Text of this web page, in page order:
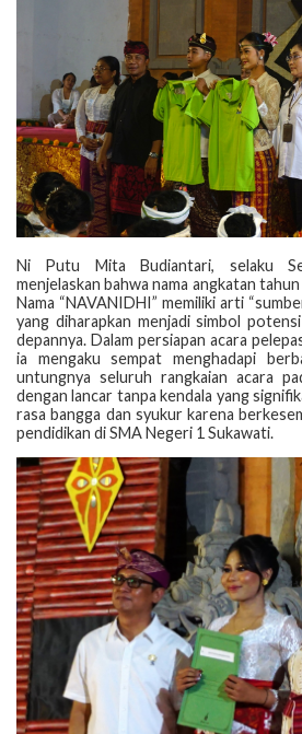
‎Ni Putu Mita Budiantari, selaku
menjelaskan bahwa nama angkatan
Nama “NAVANIDHI” memiliki arti
yang diharapkan menjadi simbol
depannya. Dalam persiapan acara
ia mengaku sempat menghadapi
untungnya seluruh rangkaian acara
dengan lancar tanpa kendala yang
rasa bangga dan syukur karena
pendidikan di SMA Negeri 1 Sukawati.